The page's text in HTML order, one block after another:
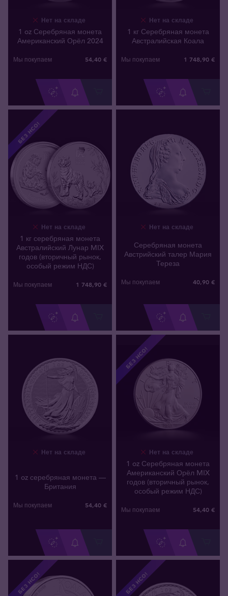
Нет на складе
1 oz Серебряная монета
Американский Орёл 2024
Мы покупаем 54,40 €
Нет на складе
1 кг Серебряная монета
Австралийская Коала
Мы покупаем 1 748,90 €
БЕЗ НСО!
Нет на складе
1 кг серебряная монета
Австралийский Лунар MIX
годов (вторичный рынок,
особый режим НДС)
Мы покупаем 1 748,90 €
Нет на складе
Серебряная монета
Австрийский талер Мария
Тереза
Мы покупаем 40,90 €
Нет на складе
1 oz серебряная монета —
Британия
Мы покупаем 54,40 €
БЕЗ НСО!
Нет на складе
1 oz Серебряная монета
Американский Орёл MIX
годов (вторичный рынок,
особый режим НДС)
Мы покупаем 54,40 €
БЕЗ НСО! БЕЗ НСО!